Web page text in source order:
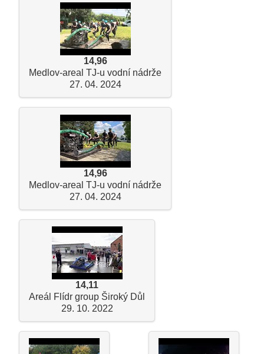
14,96
Medlov-areal TJ-u vodní nádrže
27. 04. 2024
14,96
Medlov-areal TJ-u vodní nádrže
27. 04. 2024
14,11
Areál Flídr group Široký Důl
29. 10. 2022